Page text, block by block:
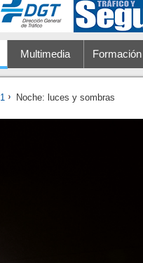
Multimedia
Noche: luces y sombras